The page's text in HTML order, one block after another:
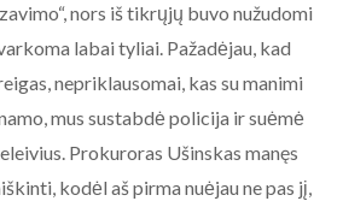
nors iš tikrųjų buvo nužudomi
labai tyliai. Pažadėjau, kad
nepriklausomai, kas su manimi
mus sustabdė policija ir suėmė
Prokuroras Ušinskas manęs
kodėl aš pirma nuėjau ne pas jį,